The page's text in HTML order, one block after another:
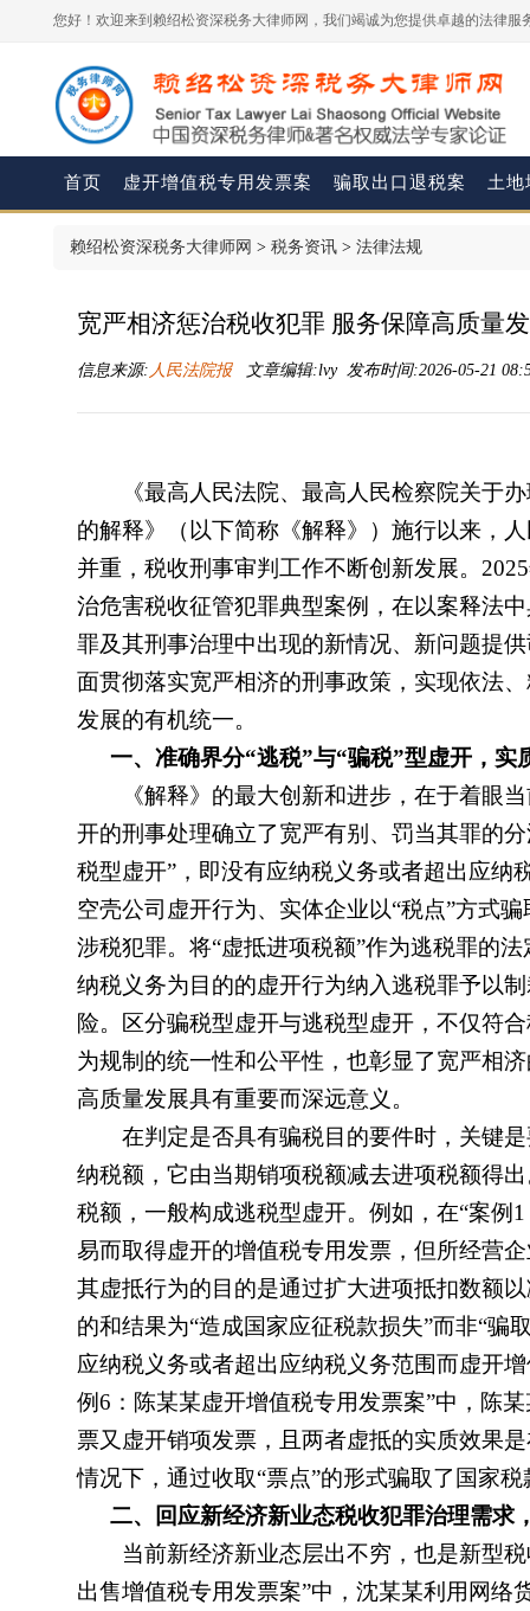
您好！欢迎来到赖绍松资深税务大律师网，我们竭诚为您提供卓越的法律服
首页 虚开增值税专用发票案 骗取出口退税案 土地
赖绍松资深税务大律师网 > 税务资讯 > 法律法规
宽严相济惩治税收犯罪 服务保障高质量
信息来源: 人民法院报 文章编辑:lvy 发布时间:2026-05-21
《最高人民法院、最高人民检察院关于办
的解释》（以下简称《解释》）施行以来，
并重，税收刑事审判工作不断创新发展。
治危害税收征管犯罪典型案例，在以案释法
罪及其刑事治理中出现的新情况、新问题提
面贯彻落实宽严相济的刑事政策，实现依法
发展的有机统一。
一、准确界分“逃税”与“骗税”型虚开，
《解释》的最大创新和进步，在于着眼当
开的刑事处理确立了宽严有别、罚当其罪的
税型虚开”，即没有应纳税义务或者超出应纳
空壳公司虚开行为、实体企业以“税点”方式
涉税犯罪。将“虚抵进项税额”作为逃税罪的
纳税义务为目的的虚开行为纳入逃税罪予以
险。区分骗税型虚开与逃税型虚开，不仅符
为规制的统一性和公平性，也彰显了宽严相
高质量发展具有重要而深远意义。
在判定是否具有骗税目的要件时，关键是
纳税额，它由当期销项税额减去进项税额得
税额，一般构成逃税型虚开。例如，在“案例
易而取得虚开的增值税专用发票，但所经营
其虚抵行为的目的是通过扩大进项抵扣数额
的和结果为“造成国家应征税款损失”而非“骗
应纳税义务或者超出应纳税义务范围而虚开
例6：陈某某虚开增值税专用发票案”中，陈
票又虚开销项发票，且两者虚抵的实质效果
情况下，通过收取“票点”的形式骗取了国家
二、回应新经济新业态税收犯罪治理需求
当前新经济新业态层出不穷，也是新型税
出售增值税专用发票案”中，沈某某利用网